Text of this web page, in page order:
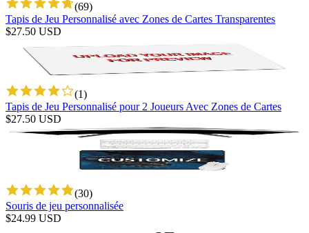
(69)
Tapis de Jeu Personnalisé avec Zones de Cartes Transparentes
$27.50 USD
(1)
Tapis de Jeu Personnalisé pour 2 Joueurs Avec Zones de Cartes
$27.50 USD
(30)
Souris de jeu personnalisée
$24.99 USD